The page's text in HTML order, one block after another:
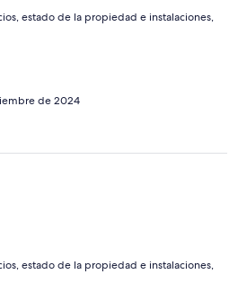
estado de la propiedad e instalaciones,
de 2024
estado de la propiedad e instalaciones,